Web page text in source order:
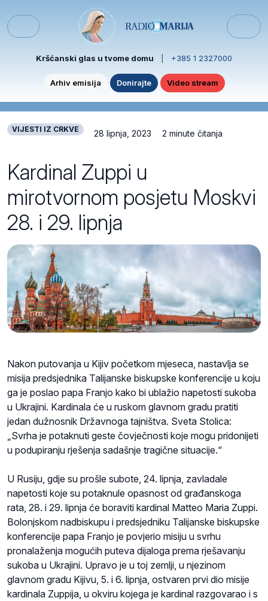
Menu
Kršćanski glas u tvome domu +385 1 2327000
Arhiv emisija Donirajte Video stream
VIJESTI IZ CRKVE 28 lipnja, 2023 2 minute čitanja
Kardinal Zuppi u
mirotvornom posjetu Moskvi
28. i 29. lipnja
Nakon putovanja u Kijiv početkom mjeseca, nastavlja se
misija predsjednika Talijanske biskupske konferencije u koju
ga je poslao papa Franjo kako bi ublažio napetosti sukoba
u Ukrajini. Kardinala će u ruskom glavnom gradu pratiti
jedan dužnosnik Državnoga tajništva. Sveta Stolica:
„Svrha je potaknuti geste čovječnosti koje mogu pridonijeti
u podupiranju rješenja sadašnje tragične situacije.“
U Rusiju, gdje su prošle subote, 24. lipnja, zavladale
napetosti koje su potaknule opasnost od građanskoga
rata, 28. i 29. lipnja će boraviti kardinal Matteo Maria Zuppi.
Bolonjskom nadbiskupu i predsjedniku Talijanske biskupske
konferencije papa Franjo je povjerio misiju u svrhu
pronalaženja mogućih puteva dijaloga prema rješavanju
sukoba u Ukrajini. Upravo je u toj zemlji, u njezinom
glavnom gradu Kijivu, 5. i 6. lipnja, ostvaren prvi dio misije
kardinala Zuppija, u okviru kojega je kardinal razgovarao i s